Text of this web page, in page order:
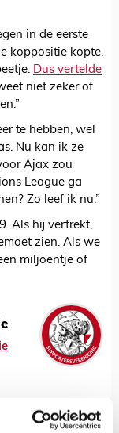
in de eerste
koppositie kopte.
Dus vertelde
niet zeker of
te hebben, wel
Nu kan ik ze
Ajax zou
League ga
Zo leef ik nu.”
Als hij vertrekt,
zien. Als we
miljoentje of